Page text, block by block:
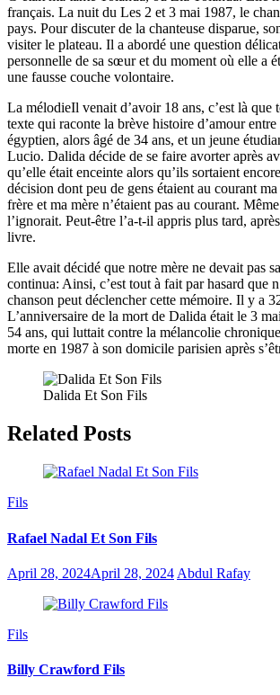
français. La nuit du Les 2 et 3 mai 1987, le
pays. Pour discuter de la chanteuse disparue,
visiter le plateau. Il a abordé une question
personnelle de sa sœur et du moment où elle a
une fausse couche volontaire.
La mélodieIl venait d’avoir 18 ans, c’est là que
texte qui raconte la brève histoire d’amour
égyptien, alors âgé de 34 ans, et un jeune
Lucio. Dalida décide de se faire avorter après
qu’elle était enceinte alors qu’ils sortaient
décision dont peu de gens étaient au courant
frère et ma mère n’étaient pas au courant.
l’ignorait. Peut-être l’a-t-il appris plus tard,
livre.
Elle avait décidé que notre mère ne devait pas
continua: Ainsi, c’est tout à fait par hasard que
chanson peut déclencher cette mémoire. Il y a
L’anniversaire de la mort de Dalida était le 3
54 ans, qui luttait contre la mélancolie
morte en 1987 à son domicile parisien après
Dalida Et Son Fils
Related Posts
Fils
Rafael Nadal Et Son Fils
April 28, 2024April 28, 2024 Abdul Rafay
Fils
Billy Crawford Fils